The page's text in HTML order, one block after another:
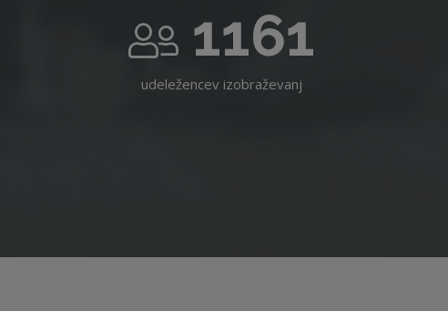
1161
udeležencev izobraževanj